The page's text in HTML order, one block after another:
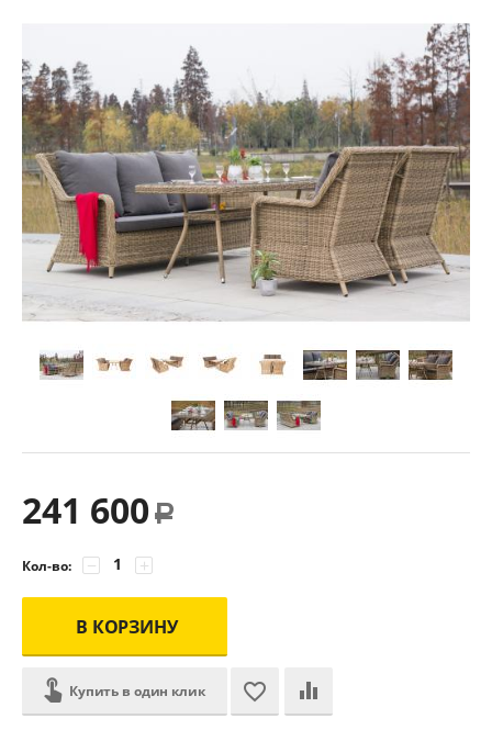
241 600 Р
Кол-во: +
−
В КОРЗИНУ
Купить в один клик